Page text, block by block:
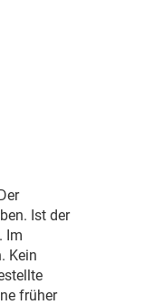
Ist der
Im
Kein
früher